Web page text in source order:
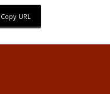
Copy URL